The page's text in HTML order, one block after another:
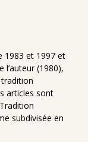
1983 et 1997 et
(1980),
tradition
articles sont
subdivisée en